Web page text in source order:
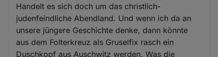
Handelt es sich doch um das christlich-
judenfeindliche Abendland. Und wenn ich da an
unsere jüngere Geschichte denke, dann könnte
aus dem Folterkreuz als Gruselfix rasch ein
Duschkopf aus Auschwitz werden. Was die